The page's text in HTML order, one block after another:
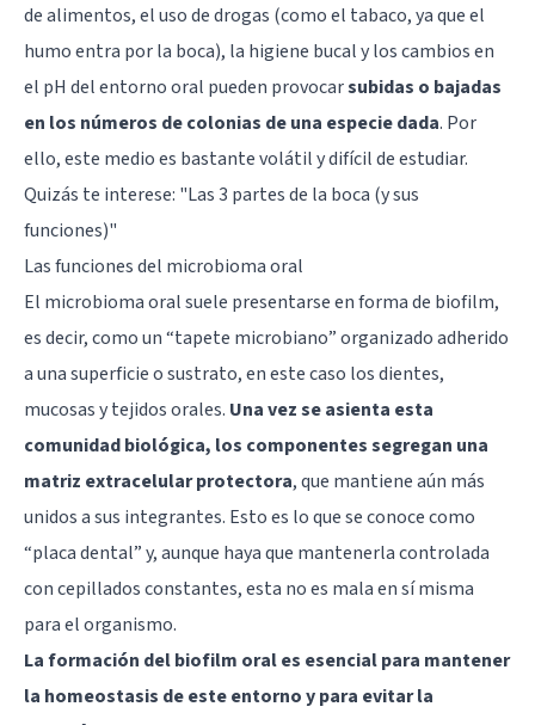
de alimentos, el uso de drogas (como el tabaco, ya que el
humo entra por la boca), la higiene bucal y los cambios en
el pH del entorno oral pueden provocarsubidas o bajadas
en los números de colonias de una especie dada. Por
ello, este medio es bastante volátil y difícil de estudiar.
Quizás te interese: "Las 3 partes de la boca (y sus
funciones)"
Las funciones del microbioma oral
El microbioma oral suele presentarse en forma de biofilm,
es decir, como un “tapete microbiano” organizado adherido
a una superficie o sustrato, en este caso los dientes,
mucosas y tejidos orales. Una vez se asienta esta
comunidad biológica, los componentes segregan una
matriz extracelular protectora, que mantiene aún más
unidos a sus integrantes. Esto es lo que se conoce como
“placa dental” y, aunque haya que mantenerla controlada
con cepillados constantes, esta no es mala en sí misma
para el organismo.
La formación del biofilm oral es esencial para mantener
la homeostasis de este entorno y para evitar la